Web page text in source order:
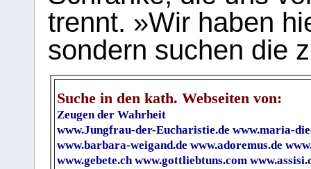
trennt. »Wir haben
sondern suchen die
Suche in den kath. Webseiten von:
Zeugen der Wahrheit
www.Jungfrau-der-Eucharistie.de www.maria-
www.barbara-weigand.de www.adoremus.de
www.gebete.ch www.gottliebtuns.com